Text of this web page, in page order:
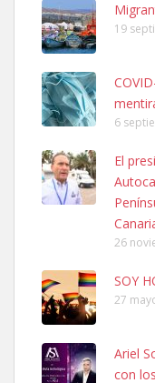
Leales.org » Gran
Ninfa perdida
El día 5 se los perdió
calle, se perdió por la
Leales.org » Gran
Adopcion
19
6
El
26
SOY
27
Ariel
con